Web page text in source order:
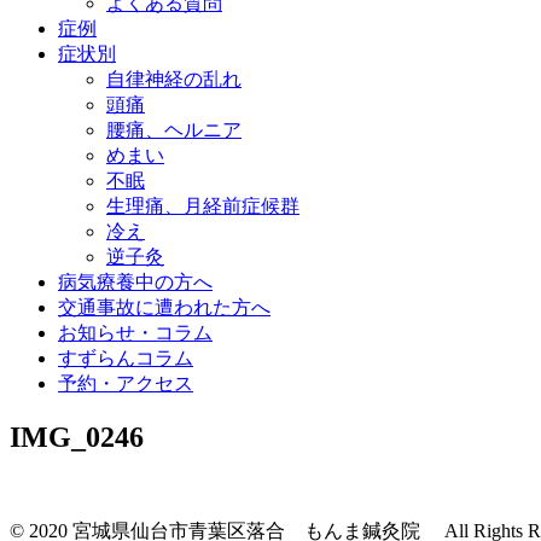
症例
症状別
自律神経の乱れ
頭痛
腰痛、ヘルニア
めまい
不眠
生理痛、月経前症候群
冷え
逆子灸
病気療養中の方へ
交通事故に遭われた方へ
お知らせ・コラム
すずらんコラム
予約・アクセス
IMG_0246
© 2020 宮城県仙台市青葉区落合 もんま鍼灸院 All Rights